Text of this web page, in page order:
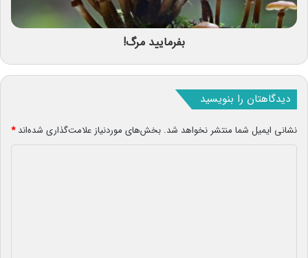
بفرمایید مرگ!
دیدگاهتان را بنویسید
نشانی ایمیل شما منتشر نخواهد شد. بخش‌های موردنیاز علامت‌گذاری شده‌اند*